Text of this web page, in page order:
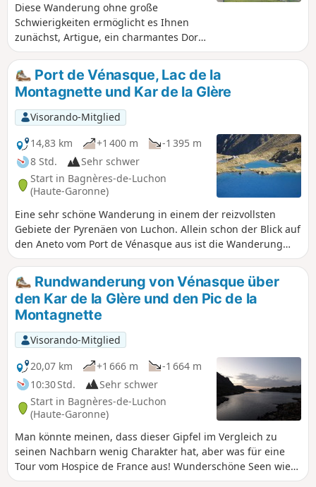
Diese Wanderung ohne große
Schwierigkeiten ermöglicht es Ihnen
zunächst, Artigue, ein charmantes Dorf
im Luchonnais, schöne Wälder und ein
herrliches Panorama auf Bagnères-de-
Luchon, umgeben von seinen 3000ern,
zu entdecken, und das alles auf sehr
unterschiedlichen Wegen und Pfaden.
Port de Vénasque, Lac de la
Montagnette und Kar de la Glère
Visorando-Mitglied
14,83 km
+1 400 m
-1 395 m
8 Std.
Sehr schwer
Start in Bagnères-de-Luchon
(Haute-Garonne)
Eine sehr schöne Wanderung in einem der reizvollsten
Gebiete der Pyrenäen von Luchon. Allein schon der Blick auf
den Aneto vom Port de Vénasque aus ist die Wanderung
wert. Der Abstieg zum Kar de la Glère sorgt für einige
Nervenkitzel, die das Ganze noch spannender machen. Eine
sehr schöne Route im Hochgebirge, die Liebhaber von
Höhenunterschieden und schönen Bergseen begeistern
wird.
Rundwanderung von Vénasque über
den Kar de la Glère und den Pic de la
Montagnette
Visorando-Mitglied
20,07 km
+1 666 m
-1 664 m
10:30 Std.
Sehr schwer
Start in Bagnères-de-Luchon
(Haute-Garonne)
Man könnte meinen, dass dieser Gipfel im Vergleich zu
seinen Nachbarn wenig Charakter hat, aber was für eine
Tour vom Hospice de France aus! Wunderschöne Seen wie
der Lac de la Montagnette bei den Boums de Venasque.